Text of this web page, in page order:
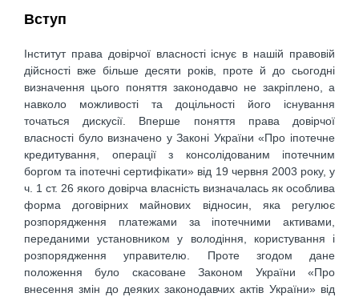
Вступ
Інститут права довірчої власності існує в нашій правовій
дійсності вже більше десяти років, проте й до сьогодні
визначення цього поняття законодавчо не закріплено, а
навколо можливості та доцільності його існування
точаться дискусії. Вперше поняття права довірчої
власності було визначено у Законі України «Про іпотечне
кредитування, операції з консолідованим іпотечним
боргом та іпотечні сертифікати» від 19 червня 2003 року, у
ч. 1 ст. 26 якого довірча власність визначалась як особлива
форма договірних майнових відносин, яка регулює
розпорядження платежами за іпотечними активами,
переданими установником у володіння, користування і
розпорядження управителю. Проте згодом дане
положення було скасоване Законом України «Про
внесення змін до деяких законодавчих актів України» від